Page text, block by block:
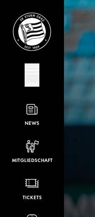
NEWS
MITGLIEDSCHAFT
TICKETS